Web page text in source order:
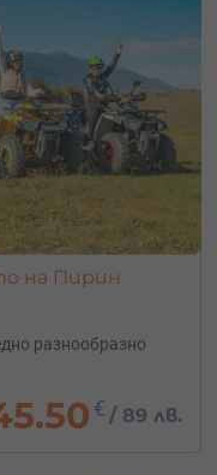
на Пирин
разнообразно
€ /89 лв.